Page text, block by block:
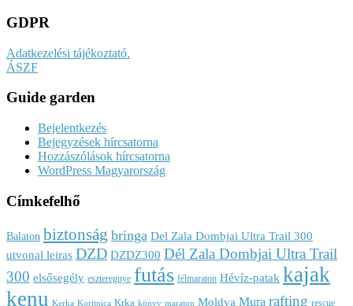
GDPR
Adatkezelési tájékoztató.
ÁSZF
Guide garden
Bejelentkezés
Bejegyzések hírcsatorna
Hozzászólások hírcsatorna
WordPress Magyarország
Címkefelhő
Balaton biztonság bringa Del Zala Dombjai Ultra Trail 300
utvonal leiras DZD DZDZ300 Dél Zala Dombjai Ultra Trail
300 elsősegély eszteregnye futás félmaraton Hévíz-patak kajak
kenu Kerka Koritnica Krka könyv maraton Moldva Mura rafting rescue